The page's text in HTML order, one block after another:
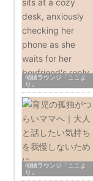
傾聴ラウンジ「ここよ
り」
傾聴ラウンジ「ここよ
り」